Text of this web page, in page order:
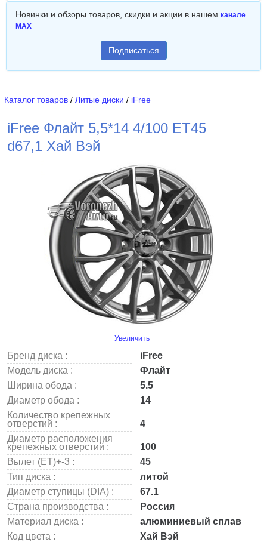
Новинки и обзоры товаров, скидки и акции в нашем канале
MAX
Подписаться
Каталог товаров / Литые диски / iFree
iFree Флайт 5,5*14 4/100 ET45
d67,1 Хай Вэй
Увеличить
Бренд диска :
iFree
Модель диска :
Флайт
Ширина обода :
5.5
Диаметр обода :
14
Количество крепежных
отверстий :
4
Диаметр расположения
крепежных отверстий :
100
Вылет (ET)+-3 :
45
Тип диска :
литой
Диаметр ступицы (DIA) :
67.1
Страна производства :
Россия
Материал диска :
алюминиевый сплав
Код цвета :
Хай Вэй